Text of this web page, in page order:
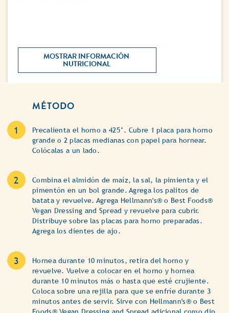
MOSTRAR INFORMACIÓN
NUTRICIONAL
MÉTODO
Precalienta el horno a 425°. Cubre 1 placa para horno
grande o 2 placas medianas con papel para hornear.
Colócalas a un lado.
Combina el almidón de maíz, la sal, la pimienta y el
pimentón en un bol grande. Agrega los palitos de
batata y revuelve. Agrega Hellmann's® o Best Foods®
Vegan Dressing and Spread y revuelve para cubrir.
Distribuye sobre las placas para horno preparadas.
Agrega los dientes de ajo.
Hornea durante 10 minutos, retira del horno y
revuelve. Vuelve a colocar en el horno y hornea
durante 10 minutos más o hasta que esté crujiente.
Coloca sobre una rejilla para que se enfríe durante 3
minutos antes de servir. Sirve con Hellmann's® o Best